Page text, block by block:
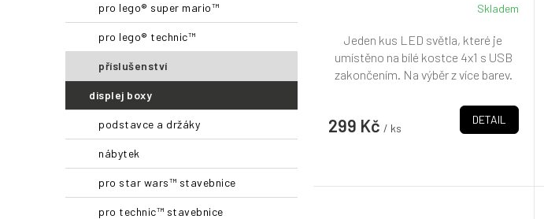
pro lego® super mario™
pro lego® technic™
příslušenství
displej boxy
podstavce a držáky
nábytek
pro star wars™ stavebnice
pro technic™ stavebnice
Skladem
299 Kč / ks
DETAIL
Jeden kus LED světla, které je
umístěno na bílé kostce 4x1 s USB
zakončením. Na výběr z více barev.